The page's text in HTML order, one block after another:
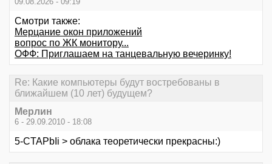
Смотри также:
Мерцание окон приложений
вопрос по ЖК монитору...
ОФФ: Приглашаем на танцевальную вечеринку!
Re: Какие компьютеры будут востребованы в
ближайшем (10 лет) будущем?
Мерлин
6 - 29.09.2010 - 18:08
5-CTAPbIi > облака теоретически прекрасны:)